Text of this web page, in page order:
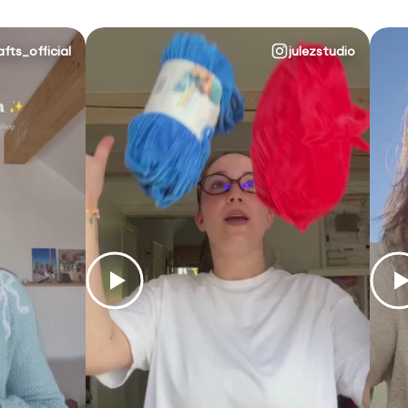
julezstudio